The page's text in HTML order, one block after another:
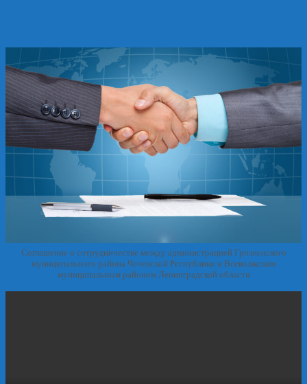
Соглашение о сотрудничестве между администрацией Грозненского
муниципального района Чеченской Республики и Всеволжским
муниципальным районом Ленинградской области